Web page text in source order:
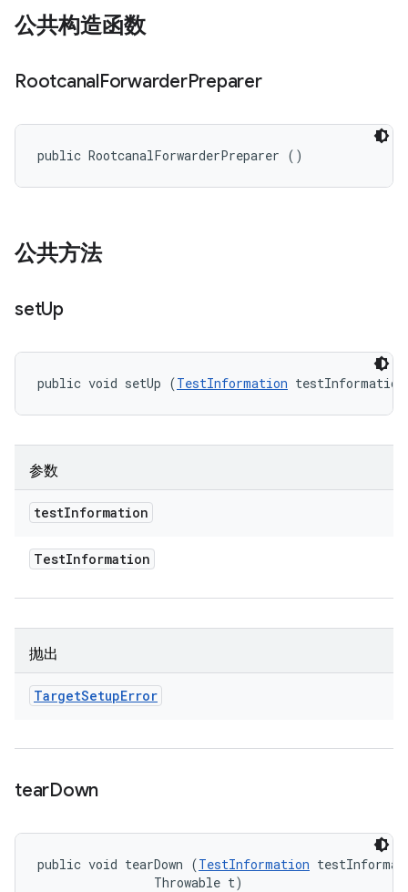
公共构造函数
RootcanalForwarderPreparer
public RootcanalForwarderPreparer ()
公共方法
setUp
public void setUp (TestInformation
参数
testInformation
TestInformation
抛出
TargetSetupError
tearDown
public void tearDown (TestInformation
                Throwable t)